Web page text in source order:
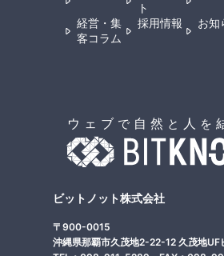
ト
経営・集
客コラム
採用情報 お知
ビットノット株式会社
〒900-0015
沖縄県那覇市久茂地2-22-12 久茂地UF